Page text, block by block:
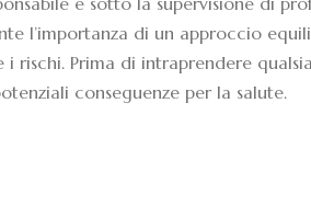
l’importanza di un approccio
rischi. Prima di intraprendere
conseguenze per la salute.